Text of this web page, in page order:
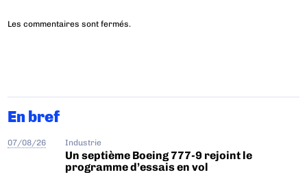
Les commentaires sont fermés.
En bref
07/08/26 Industrie
Un septième Boeing 777-9 rejoint le
programme d’essais en vol